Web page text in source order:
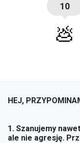
10
💩
HEJ,
1. Szanujemy
ale nie agresję.